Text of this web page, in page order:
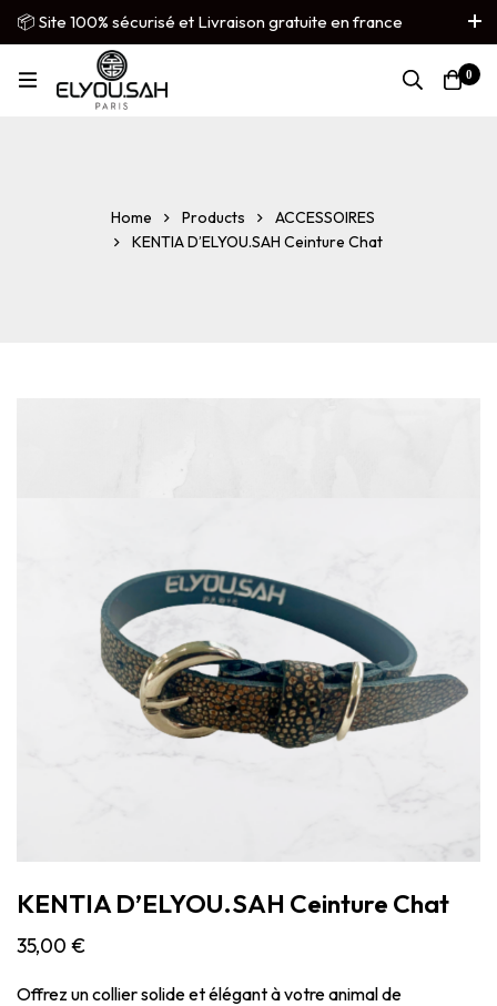
📦 Site 100% sécurisé et Livraison gratuite en france
métropolitaine
French ▼
0
Home Products
ACCESSOIRES
KENTIA D’ELYOU.SAH Ceinture Chat
KENTIA D’ELYOU.SAH Ceinture Chat
35,00 €
Offrez un collier solide et élégant à votre animal de